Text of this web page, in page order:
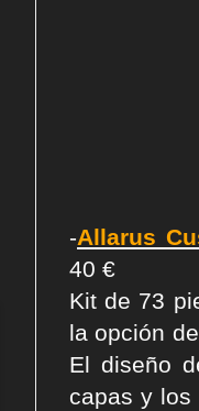
-Allarus
40 €
Kit de 73
la opción
El diseño
capas y los